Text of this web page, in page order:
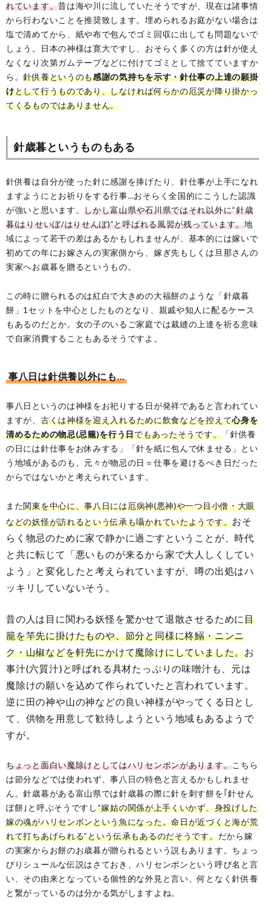
れています。昔は海や川に流していたそうですが、現在は諸事情
から行わないことを推奨致します。埋められるお庭がない場合は
塩で清めてから、紙や布で包んでゴミ回収に出しても問題ないで
しょう。日本の神様は寛大ですし、おそらく多くの方は針が使え
なくなり次第ガムテープなどに付けてゴミとして捨てていますか
ら。針供養というのも感謝の気持ちを示す・針仕事の上達の願掛
けとして行うものであり、しなければ何らかの厄災が降り掛かっ
てくるものではありません。
針歳暮というものもある
針供養は自分が使った針に感謝を捧げたり、針仕事が上手になれ
ますようにとお祈りをする行事…おそらく全国的にこうした認識
が強いと思います。しかし富山県や石川県ではそれ以外に“針歳
暮(はりせいぼ/はりせんぼ)”と呼ばれる風習が残っています。地
域によって若干の差はあるかもしれませんが、基本的には嫁いで
初めての年にお嫁さんの実家側から、嫁ぎ先もしくは旦那さんの
実家へお歳暮を贈るというもの。
この時に贈られるのは紅白で大きめの大福餅のような「針歳暮
餅」1セットを中心としたものとなり、親戚や知人に配るケース
もあるのだとか。女の子のいるご家庭では裁縫の上達を祈る意味
で自家消費することもあるそうですよ。
事八日は針供養以外にも…
事八日というのは神様をお祀りする日が発祥であると言われてい
ますが、 古くは神様を迎え入れるために飲食などを控えて心身を
清めるための物忌(忌籠)を行う日でもあったそうです。 「針供養
の日には針仕事をお休みする」「針を紙に包んで休ませる」とい
う地域があるのも、元々が物忌の日＝仕事を避けるべき日だった
からではないかと考えられています。
また関東を中心に、事八日には厄病神(悪神)や一つ目小僧・大眼
などの妖怪が訪れるという伝承も囁かれていたようです。おそ
らく物忌のために家で静かに過ごすということが、時代
と共に転じて「悪いものが来るから家で大人しくしてい
よう」と変化したと考えられていますが、噂の出処はハ
ッキリしていないそう。
昔の人は目に関わる妖怪を驚かせて退散させるために目
籠を竿先に掛けたものや、節分と同様に柊鰯・ニンニ
ク・山椒などを軒先にかけて魔除けにしていました。お
事汁(六質汁)と呼ばれる具材たっぷりの味噌汁も、元は
魔除けの願いを込めて作られていたと言われています。
逆に田の神や山の神などの良い神様がやってくる日とし
て、供物を用意して歓待しようという地域もあるようで
すが。
ちょっと面白い魔除けとしてはハリセンボンがあります。こちら
は節分などでは使われず、事八日の特色と言えるかもしれませ
ん。針歳暮がある富山県では針歳暮の際に針を刺す餅を｢針せん
ぼ餅｣と呼ぶそうですし“嫁姑の関係が上手くいかず、身投げした
嫁の魂がハリセンボンという魚になった。命日が近づくと海が荒
れて打ちあげられる”という伝承もあるのだそうです。だから嫁
の実家からお餅のお歳暮が贈られるという説もあります。ちょっ
ぴりシュールな伝説はさておき、ハリセンボンという呼び名と言
い、その由来となっている個性的な外見と言い、何となく針供養
と繋がっているのは分かる気がしますよね。